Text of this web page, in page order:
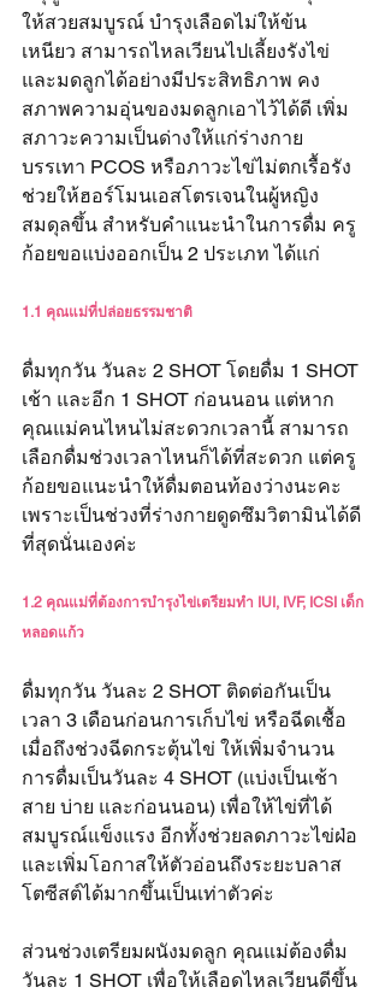
ให้สวยสมบูรณ์ บำรุงเลือดไม่ให้ข้น
เหนียว สามารถไหลเวียนไปเลี้ยงรังไข่
และมดลูกได้อย่างมีประสิทธิภาพ คง
สภาพความอุ่นของมดลูกเอาไว้ได้ดี เพิ่ม
สภาวะความเป็นด่างให้แก่ร่างกาย
บรรเทา PCOS หรือภาวะไข่ไม่ตกเรื้อรัง
ช่วยให้ฮอร์โมนเอสโตรเจนในผู้หญิง
สมดุลขึ้น สำหรับคำแนะนำในการดื่ม ครู
ก้อยขอแบ่งออกเป็น 2 ประเภท ได้แก่
1.1 คุณแม่ที่ปล่อยธรรมชาติ
ดื่มทุกวัน วันละ 2 SHOT โดยดื่ม 1 SHOT
เช้า และอีก 1 SHOT ก่อนนอน แต่หาก
คุณแม่คนไหนไม่สะดวกเวลานี้ สามารถ
เลือกดื่มช่วงเวลาไหนก็ได้ที่สะดวก แต่ครู
ก้อยขอแนะนำให้ดื่มตอนท้องว่างนะคะ
เพราะเป็นช่วงที่ร่างกายดูดซึมวิตามินได้ดี
ที่สุดนั่นเองค่ะ
1.2 คุณแม่ที่ต้องการบำรุงไข่เตรียมทำ IUI, IVF, ICSI เด็ก
หลอดแก้ว
ดื่มทุกวัน วันละ 2 SHOT ติดต่อกันเป็น
เวลา 3 เดือนก่อนการเก็บไข่ หรือฉีดเชื้อ
เมื่อถึงช่วงฉีดกระตุ้นไข่ ให้เพิ่มจำนวน
การดื่มเป็นวันละ 4 SHOT (แบ่งเป็นเช้า
สาย บ่าย และก่อนนอน) เพื่อให้ไข่ที่ได้
สมบูรณ์แข็งแรง อีกทั้งช่วยลดภาวะไข่ฝ่อ
และเพิ่มโอกาสให้ตัวอ่อนถึงระยะบลาส
โตซีสต์ได้มากขึ้นเป็นเท่าตัวค่ะ
ส่วนช่วงเตรียมผนังมดลูก คุณแม่ต้องดื่ม
วันละ 1 SHOT เพื่อให้เลือดไหลเวียนดีขึ้น